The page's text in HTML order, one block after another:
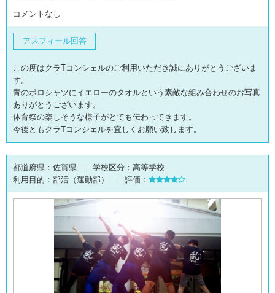
コメントなし
アスフィール回答
この度はクラTコンシェルのご利用いただき誠にありがとうございま
す。
青のポロシャツにイエローのタオルという素敵な組み合わせのお写真
ありがとうございます。
体育祭の楽しそうな様子がとても伝わってきます。
今後ともクラTコンシェルを宜しくお願い致します。
都道府県： 佐賀県 学校区分： 高等学校
利用目的： 部活（運動部） 評価：